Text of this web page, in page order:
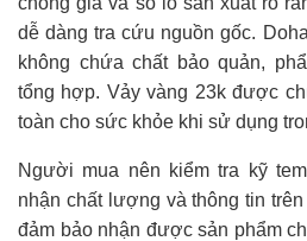
dễ dàng tra cứu nguồn gốc.
không chứa chất bảo quản,
tổng hợp. Vảy vàng 23k được
toàn cho sức khỏe khi sử dụng
Người mua nên kiểm tra kỹ
nhận chất lượng và thông tin
đảm bảo nhận được sản phẩm